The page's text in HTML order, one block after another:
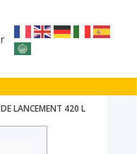
LANCEMENT 420 L